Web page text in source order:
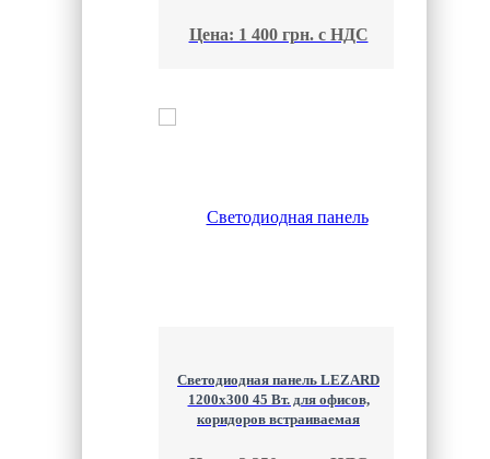
Цена: 1 400 грн. с НДС
Светодиодная панель LEZARD
1200х300 45 Вт. для офисов,
коридоров встраиваемая